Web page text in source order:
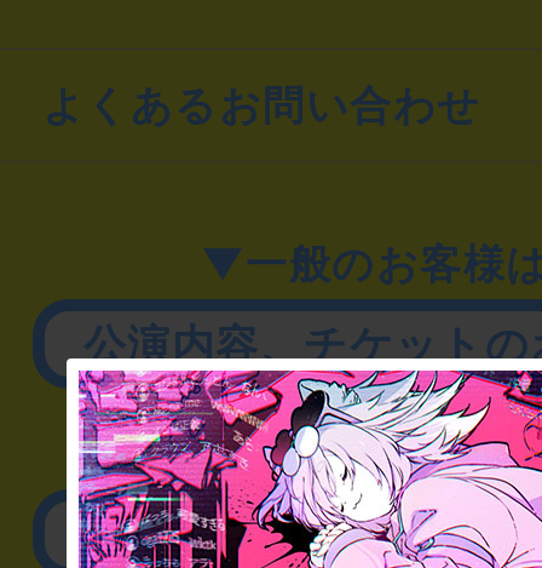
よくあるお問い合わせ
▼一般のお客様
公演内容、チケット
▼企業／法人の方
リアル脱出ゲーム制作